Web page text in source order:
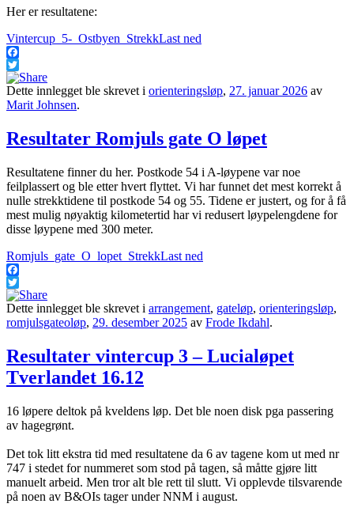
Her er resultatene:
Vintercup_5-_Ostbyen_StrekkLast ned
Facebook
Twitter
Dette innlegget ble skrevet i orienteringsløp, 27. januar 2026 av
Marit Johnsen.
Resultater Romjuls gate O løpet
Resultatene finner du her. Postkode 54 i A-løypene var noe
feilplassert og ble etter hvert flyttet. Vi har funnet det mest korrekt å
nulle strekktidene til postkode 54 og 55. Tidene er justert, og for å få
mest mulig nøyaktig kilometertid har vi redusert løypelengdene for
disse løypene med 300 meter.
Romjuls_gate_O_lopet_StrekkLast ned
Facebook
Twitter
Dette innlegget ble skrevet i arrangement, gateløp, orienteringsløp,
romjulsgateoløp, 29. desember 2025 av Frode Ikdahl.
Resultater vintercup 3 – Lucialøpet
Tverlandet 16.12
16 løpere deltok på kveldens løp. Det ble noen disk pga passering
av hagegrønt.
Det tok litt ekstra tid med resultatene da 6 av tagene kom ut med nr
747 i stedet for nummeret som stod på tagen, så måtte gjøre litt
manuelt arbeid. Men tror alt ble rett til slutt. Vi opplevde tilsvarende
på noen av B&OIs tager under NNM i august.